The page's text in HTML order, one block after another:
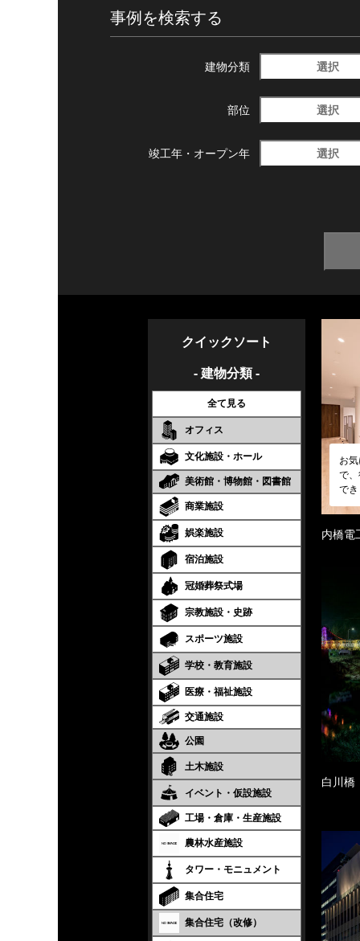
事例を検索する
建物分類 選択
部位 選択
竣工年・ オープン年 選択
クイックソート
- 建物分類 -
全て見る
オフィス
文化施設・ホール
美術館・博物館・図書館
商業施設
娯楽施設
宿泊施設
冠婚葬祭式場
宗教施設・史跡
スポーツ施設
学校・教育施設
医療・福祉施設
交通施設
公園
土木施設
イベント・仮設施設
工場・倉庫・生産施設
農林水産施設
タワー・モニュメント
集合住宅
集合住宅（改修）
お
で
で
内橋電
白川橋